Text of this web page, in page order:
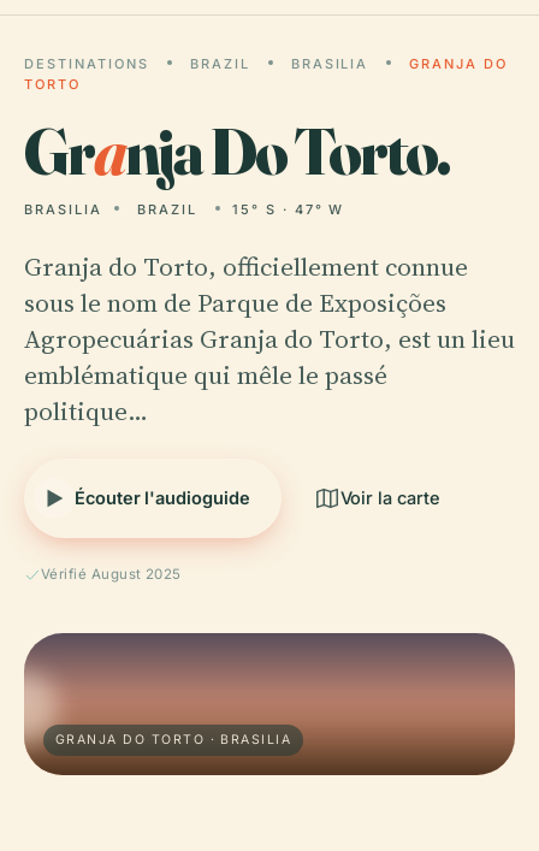
DESTINATIONS BRAZIL BRASILIA
GRANJA DO
TORTO
Granja Do Torto.
BRASILIA BRAZIL 15° S · 47° W
Granja do Torto, officiellement connue
sous le nom de Parque de Exposições
Agropecuárias Granja do Torto, est un lieu
emblématique qui mêle le passé
politique…
Écouter l'audioguide Voir la carte
Vérifié August 2025
GRANJA DO TORTO · BRASILIA